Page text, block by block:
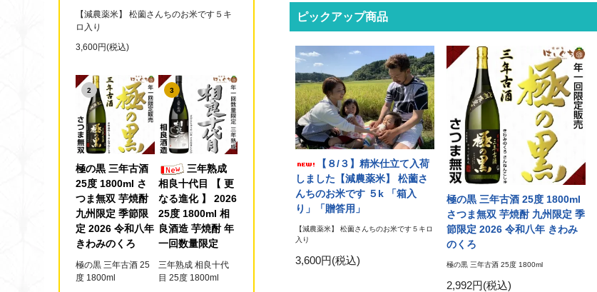
ピックアップ商品
【８/３】精米仕立て入荷
しました【減農薬米】 松薗さ
んちのお米です ５k 「箱入
り」「贈答用」
【減農薬米】 松薗さんちのお米です５キロ
入り
3,600円(税込)
極の黒 三年古酒 25度 1800ml
さつま無双 芋焼酎 九州限定 季
節限定 2026 令和八年 きわみ
のくろ
極の黒 三年古酒 25度 1800ml
2,992円(税込)
【減農薬米】 松薗さんちのお米です５キ
ロ入り
3,600円(税込)
2
極の黒 三年古酒
25度 1800ml さ
つま無双 芋焼酎
九州限定 季節限
定 2026 令和八年
きわみのくろ
極の黒 三年古酒 25
度 1800ml
3
三年熟成
相良十代目 【 更
なる進化 】 2026
25度 1800ml 相
良酒造 芋焼酎 年
一回数量限定
三年熟成 相良十代
目 25度 1800ml